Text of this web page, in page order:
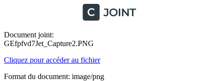
Document joint:
GEfpfvd7Jet_Capture2.PNG
Cliquez pour accéder au fichier
Format du document: image/png